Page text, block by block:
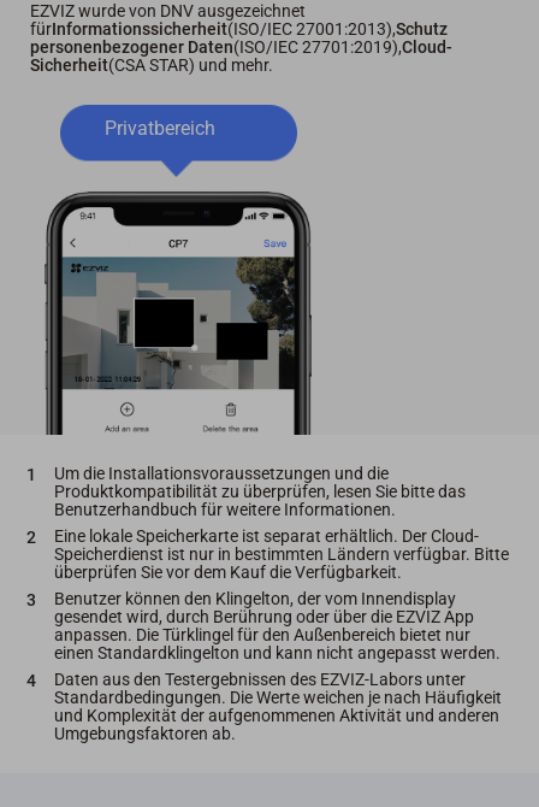
EZVIZ wurde von DNV ausgezeichnet
fürInformationssicherheit(ISO/IEC 27001:2013),Schutz
personenbezogener Daten(ISO/IEC 27701:2019),Cloud-
Sicherheit(CSA STAR) und mehr.
Privatbereich
Um die Installationsvoraussetzungen und die
Produktkompatibilität zu überprüfen, lesen Sie bitte das
Benutzerhandbuch für weitere Informationen.
Eine lokale Speicherkarte ist separat erhältlich. Der Cloud-
Speicherdienst ist nur in bestimmten Ländern verfügbar. Bitte
überprüfen Sie vor dem Kauf die Verfügbarkeit.
Benutzer können den Klingelton, der vom Innendisplay
gesendet wird, durch Berührung oder über die EZVIZ App
anpassen. Die Türklingel für den Außenbereich bietet nur
einen Standardklingelton und kann nicht angepasst werden.
Daten aus den Testergebnissen des EZVIZ-Labors unter
Standardbedingungen. Die Werte weichen je nach Häufigkeit
und Komplexität der aufgenommenen Aktivität und anderen
Umgebungsfaktoren ab.